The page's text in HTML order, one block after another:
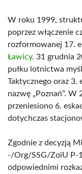
W roku 1999,
poprzez włączenie
rozformowanej 17.
Ławicy. 31 grudnia
pułku lotnictwa
Taktycznego oraz 3.
nazwę „Poznań”.
przeniesiono 6.
dotychczas
Zgodnie z decyzją
-/Org/SSG/ZoiU P-
odpowiednimi